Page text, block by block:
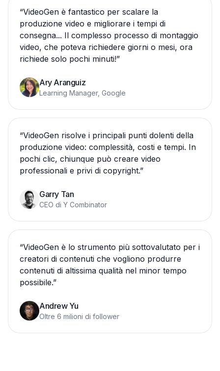
“VideoGen è fantastico per scalare la
produzione video e migliorare i tempi di
consegna... Il complesso processo di montaggio
video, che poteva richiedere giorni o mesi, ora
richiede solo pochi minuti!”
Ary Aranguiz
Learning Manager, Google
“VideoGen risolve i principali punti dolenti della
produzione video: complessità, costi e tempi. In
pochi clic, chiunque può creare video
professionali e privi di copyright.”
Garry Tan
CEO di Y Combinator
“VideoGen è lo strumento più sottovalutato per i
creatori di contenuti che vogliono produrre
contenuti di altissima qualità nel minor tempo
possibile.”
Andrew Yu
Oltre 6 milioni di follower